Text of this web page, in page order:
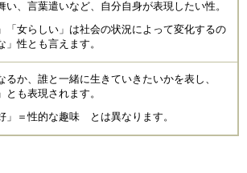
い、言葉遣いなど、自分自身が表現したい性。
「女らしい」は社会の状況によって変化するの
」性とも言えます。
るか、誰と一緒に生きていきたいかを表し、
とも表現されます。
」＝性的な趣味 とは異なります。